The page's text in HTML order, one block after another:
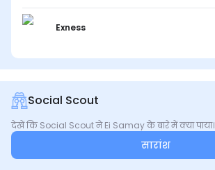
Exness
Social Scout
देखें कि Social Scout ने Ei Samay के बारे में क्या पाया।
सारांश